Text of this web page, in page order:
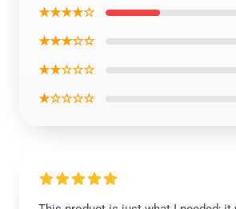
★★★★☆
★★★☆☆
★★☆☆☆
★☆☆☆☆